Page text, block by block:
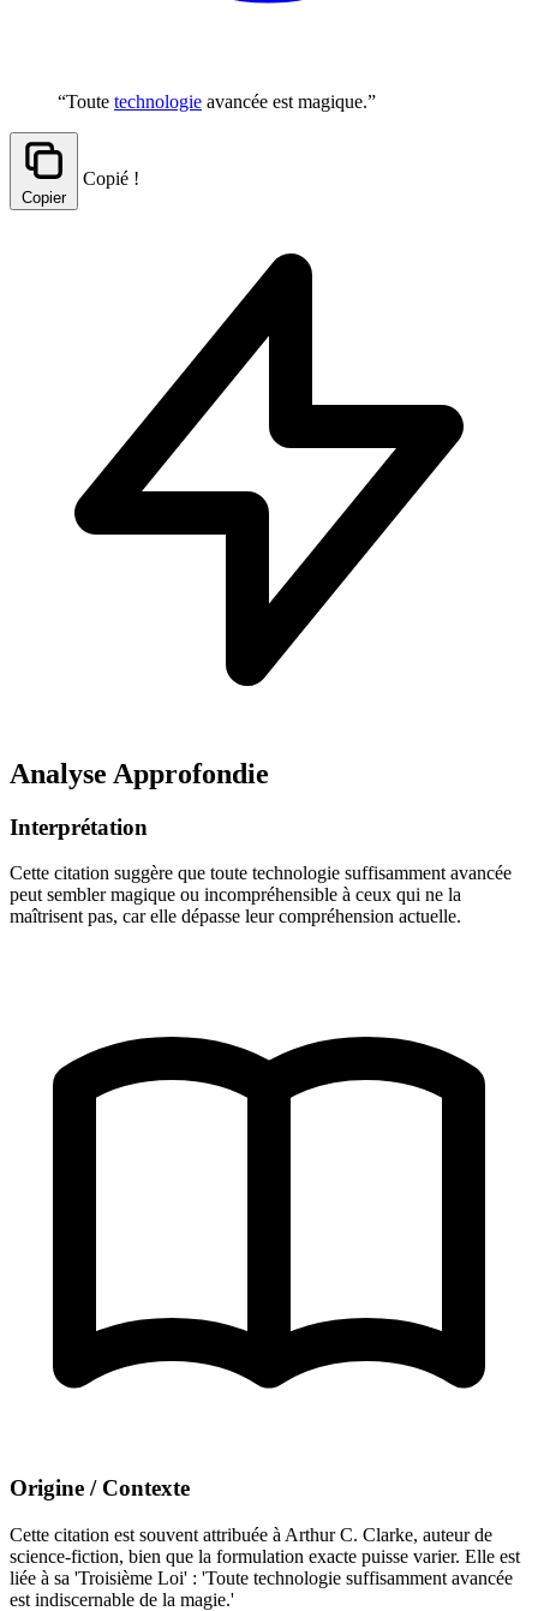
“Toute technologie avancée est magique.”
Copier
Copié !
Analyse Approfondie
Interprétation
Cette citation suggère que toute technologie suffisamment avancée
peut sembler magique ou incompréhensible à ceux qui ne la
maîtrisent pas, car elle dépasse leur compréhension actuelle.
Origine / Contexte
Cette citation est souvent attribuée à Arthur C. Clarke, auteur de
science-fiction, bien que la formulation exacte puisse varier. Elle est
liée à sa 'Troisième Loi' : 'Toute technologie suffisamment avancée
est indiscernable de la magie.'